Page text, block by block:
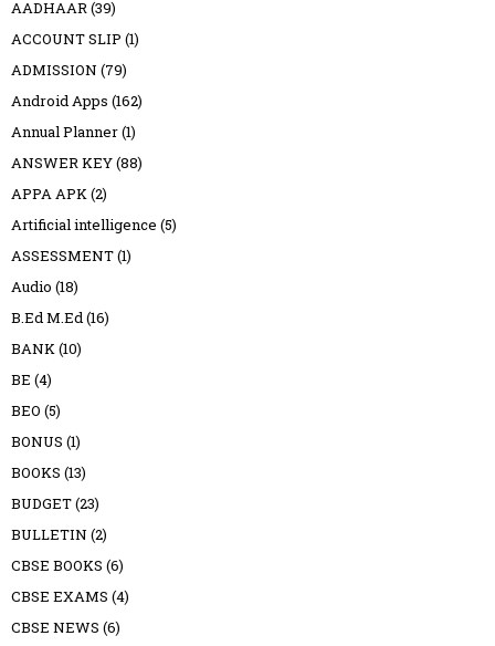
AADHAAR (39)
ACCOUNT SLIP (1)
ADMISSION (79)
Android Apps (162)
Annual Planner(1)
ANSWER KEY(88)
APPA APK (2)
Artificial intelligence (5)
ASSESSMENT(1)
Audio (18)
B.Ed M.Ed (16)
BANK (10)
BE (4)
BEO (5)
BONUS (1)
BOOKS (13)
BUDGET(23)
BULLETIN (2)
CBSE BOOKS (6)
CBSE EXAMS (4)
CBSE NEWS (6)